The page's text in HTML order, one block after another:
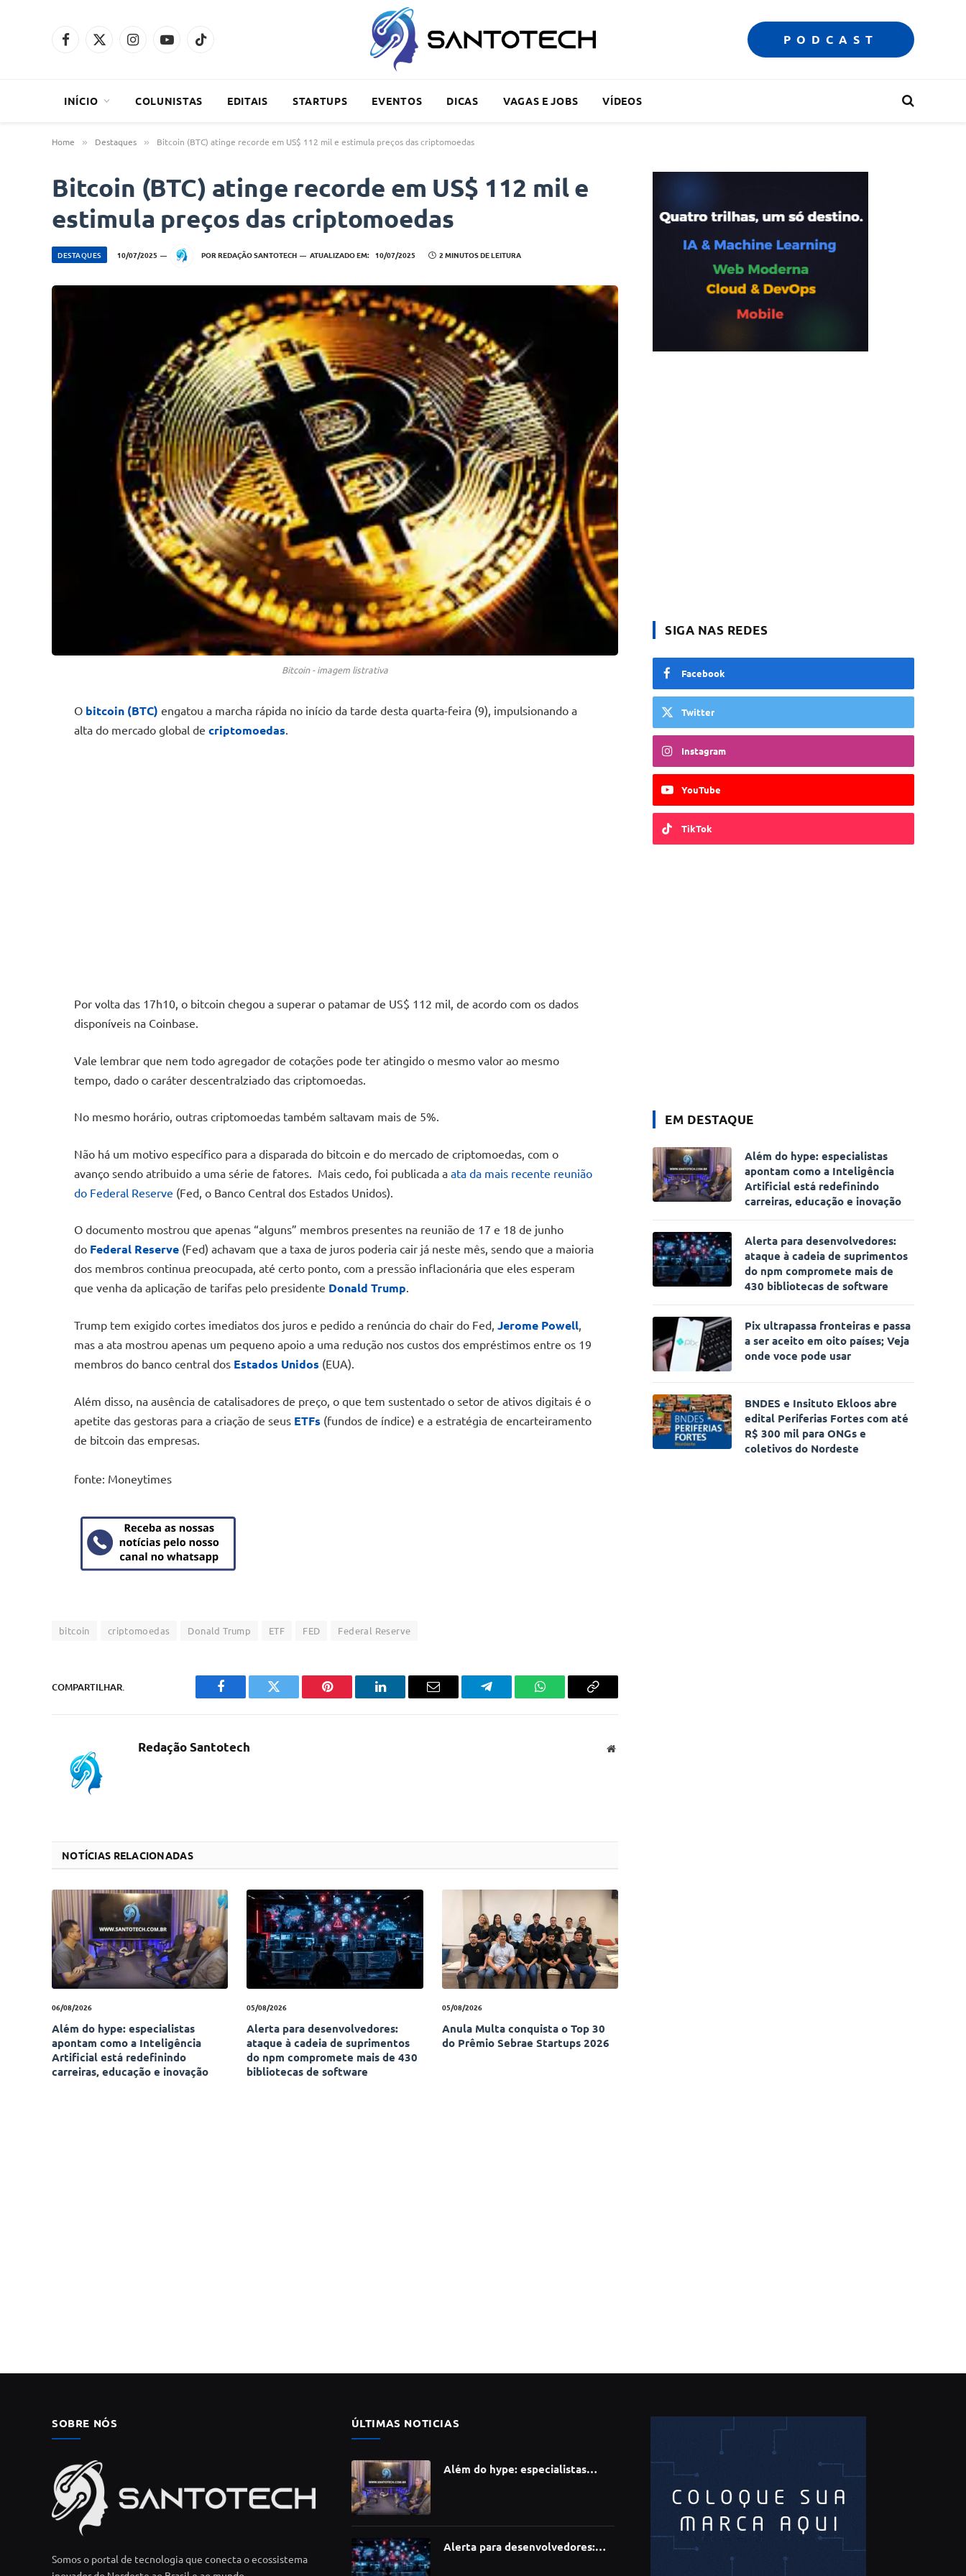
Facebook
X
InstagramYouTubeTikTok PODCAST
INÍCIO COLUNISTAS EDITAIS STARTUPS EVENTOS DICAS VAGAS E JOBS VÍDEOS
Home » Destaques » Bitcoin (BTC) atinge recorde em US$ 112 mil e estimula preços das criptomoedas
Bitcoin (BTC) atinge recorde em US$ 112 mil e
estimula preços das criptomoedas
DESTAQUES 10/07/2025 POR REDAÇÃO SANTOTECH ATUALIZADO EM: 10/07/2025 2 MINUTOS DE LEITURA
Bitcoin - imagem listrativa
O bitcoin (BTC) engatou a marcha rápida no início da tarde desta quarta-feira (9), impulsionando a
alta do mercado global de criptomoedas.
Por volta das 17h10, o bitcoin chegou a superar o patamar de US$ 112 mil, de acordo com os dados
disponíveis na Coinbase.
Vale lembrar que nem todo agregador de cotações pode ter atingido o mesmo valor ao mesmo
tempo, dado o caráter descentralziado das criptomoedas.
No mesmo horário, outras criptomoedas também saltavam mais de 5%.
Não há um motivo específico para a disparada do bitcoin e do mercado de criptomoedas, com o
avanço sendo atribuido a uma série de fatores. Mais cedo, foi publicada a ata da mais recente reunião
do Federal Reserve (Fed, o Banco Central dos Estados Unidos).
O documento mostrou que apenas “alguns” membros presentes na reunião de 17 e 18 de junho
do Federal Reserve (Fed) achavam que a taxa de juros poderia cair já neste mês, sendo que a maioria
dos membros continua preocupada, até certo ponto, com a pressão inflacionária que eles esperam
que venha da aplicação de tarifas pelo presidente Donald Trump.
Trump tem exigido cortes imediatos dos juros e pedido a renúncia do chair do Fed, Jerome Powell,
mas a ata mostrou apenas um pequeno apoio a uma redução nos custos dos empréstimos entre os 19
membros do banco central dos Estados Unidos (EUA).
Além disso, na ausência de catalisadores de preço, o que tem sustentado o setor de ativos digitais é o
apetite das gestoras para a criação de seus ETFs (fundos de índice) e a estratégia de encarteiramento
de bitcoin das empresas.
fonte: Moneytimes
bitcoin criptomoedas Donald Trump ETF FED Federal Reserve
COMPARTILHAR.
Facebook Twitter Pinterest LinkedIn Email Telegram WhatsAppCopiar
Redação Santotech Website
NOTÍCIAS RELACIONADAS
06/08/2026
Além do hype: especialistas
apontam como a Inteligência
Artificial está redefinindo
carreiras, educação e inovação
05/08/2026
Alerta para desenvolvedores:
ataque à cadeia de suprimentos
do npm compromete mais de 430
bibliotecas de software
05/08/2026
Anula Multa conquista o Top 30
do Prêmio Sebrae Startups 2026
SIGA NAS REDES
Facebook
Twitter
Instagram
YouTube
TikTok
EM DESTAQUE
Além do hype: especialistas
apontam como a Inteligência
Artificial está redefinindo
carreiras, educação e inovação
Alerta para desenvolvedores:
ataque à cadeia de suprimentos
do npm compromete mais de
430 bibliotecas de software
Pix ultrapassa fronteiras e passa
a ser aceito em oito países; Veja
onde voce pode usar
BNDES e Insituto Ekloos abre
edital Periferias Fortes com até
R$ 300 mil para ONGs e
coletivos do Nordeste
SOBRE NÓS
Somos o portal de tecnologia que conecta o ecossistema
ÚLTIMAS NOTICIAS
Além do hype: especialistas
Alerta para desenvolvedores: